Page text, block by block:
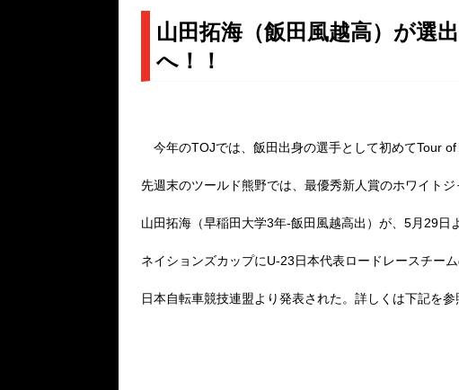
山田拓海（飯田風越高）が選
へ！！
今年のTOJでは、飯田出身の選手として初めてTour of
先週末のツールド熊野では、最優秀新人賞のホワイト
山田拓海（早稲田大学3年‐飯田風越高出）が、5月29日
ネイションズカップにU-23日本代表ロードレースチー
日本自転車競技連盟より発表された。詳しくは下記を参